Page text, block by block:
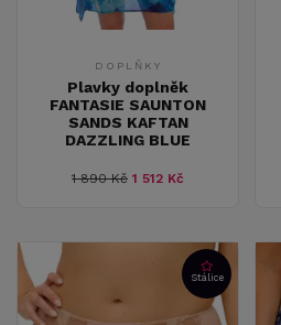
DOPLŇKY
Plavky doplněk
FANTASIE SAUNTON
SANDS KAFTAN
DAZZLING BLUE
1 890 Kč 1 512 Kč
Stálice